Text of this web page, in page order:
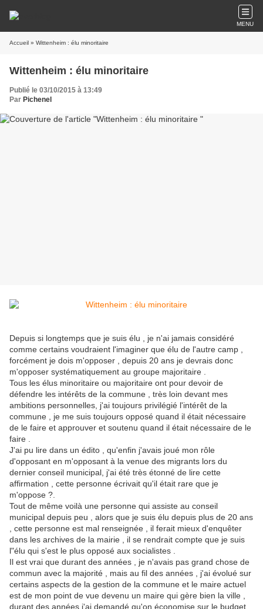
MENU
Accueil » Wittenheim : élu minoritaire
Wittenheim : élu minoritaire
Publié le 03/10/2015 à 13:49
Par Pichenel
Depuis si longtemps que je suis élu , je n'ai jamais considéré
comme certains voudraient l'imaginer que élu de l'autre camp ,
forcément je dois m'opposer , depuis 20 ans je devrais donc
m'opposer systématiquement au groupe majoritaire .
Tous les élus minoritaire ou majoritaire ont pour devoir de
défendre les intérêts de la commune , très loin devant mes
ambitions personnelles, j'ai toujours privilégié l'intérêt de la
commune , je me suis toujours opposé quand il était nécessaire
de le faire et approuver et soutenu quand il était nécessaire de le
faire .
J'ai pu lire dans un édito , qu'enfin j'avais joué mon rôle
d'opposant en m'opposant à la venue des migrants lors du
dernier conseil municipal, j'ai été très étonné de lire cette
affirmation , cette personne écrivait qu'il était rare que je
m'oppose ?.
Tout de même voilà une personne qui assiste au conseil
municipal depuis peu , alors que je suis élu depuis plus de 20 ans
, cette personne est mal renseignée , il ferait mieux d'enquêter
dans les archives de la mairie , il se rendrait compte que je suis
l"élu qui s'est le plus opposé aux socialistes .
Il est vrai que durant des années , je n'avais pas grand chose de
commun avec la majorité , mais au fil des années , j'ai évolué sur
certains aspects de la gestion de la commune et le maire actuel
est de mon point de vue devenu un maire qui gère bien la ville ,
durant des années j'ai demandé qu'on économise sur le budget